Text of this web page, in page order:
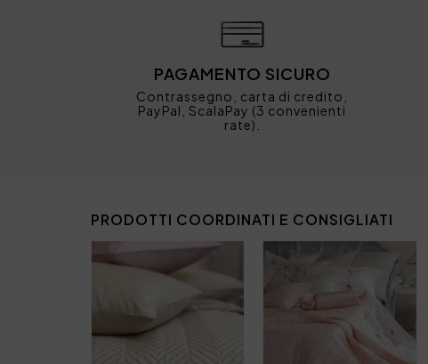
PAGAMENTO SICURO
Contrassegno, carta di credito,
PayPal, ScalaPay (3 convenienti
rate).
PRODOTTI COORDINATI E CONSIGLIATI